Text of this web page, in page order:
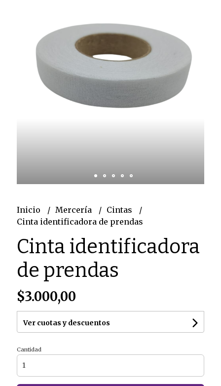
Inicio Mercería
Cintas
Cinta identificadora de prendas
Cinta identificadora
de prendas
$3.000,00
Ver cuotas y descuentos
Cantidad